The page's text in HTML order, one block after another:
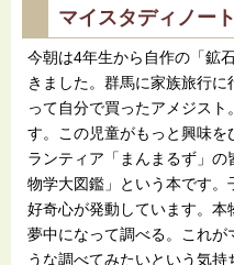
マイスタディノー
今朝は4年生から自作の「鉱
きました。群馬に家族旅行
って自分で買ったアメジス
す。この児童がもっと興味
ランティア「まんまるず」
物学大図鑑」という本です
好奇心が発動しています。本
夢中になって調べる。これが
うな調べてみたいという気